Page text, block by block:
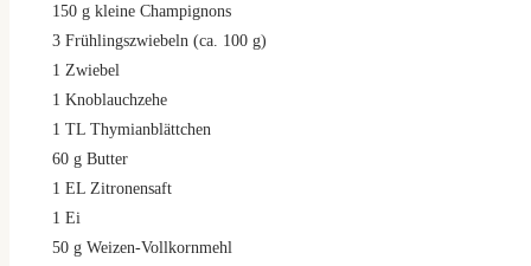
150 g kleine Champignons
3 Frühlingszwiebeln (ca. 100 g)
1 Zwiebel
1 Knoblauchzehe
1 TL Thymianblättchen
60 g Butter
1 EL Zitronensaft
1 Ei
50 g Weizen-Vollkornmehl